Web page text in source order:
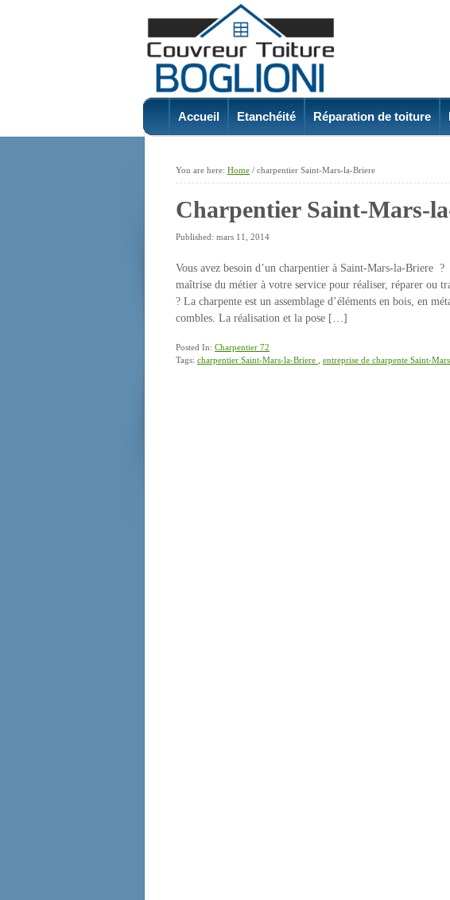
Accueil Etanchéité Réparation de toiture
You are here: Home / charpentier Saint-Mars-la-Briere
Charpentier Saint-Mars-
Published: mars 11, 2014
Vous avez besoin d’un charpentier à Saint-Mars-la-Briere
maîtrise du métier à votre service pour réaliser, réparer ou
? La charpente est un assemblage d’éléments en bois, en
combles. La réalisation et la pose […]
Posted In: Charpentier 72
Tags: charpentier Saint-Mars-la-Briere entreprise de charpente Saint-